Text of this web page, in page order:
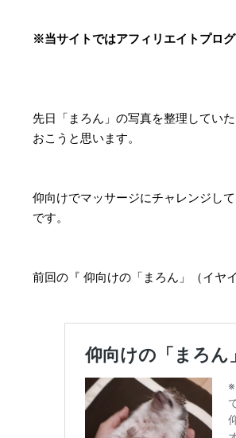
※当サイトではアフィリエイトプロ
先日「まろん」の写真を整理してい
おこうと思います。
仰向けでマッサージにチャレンジし
です。
前回の『 仰向けの「まろん」（イヤ